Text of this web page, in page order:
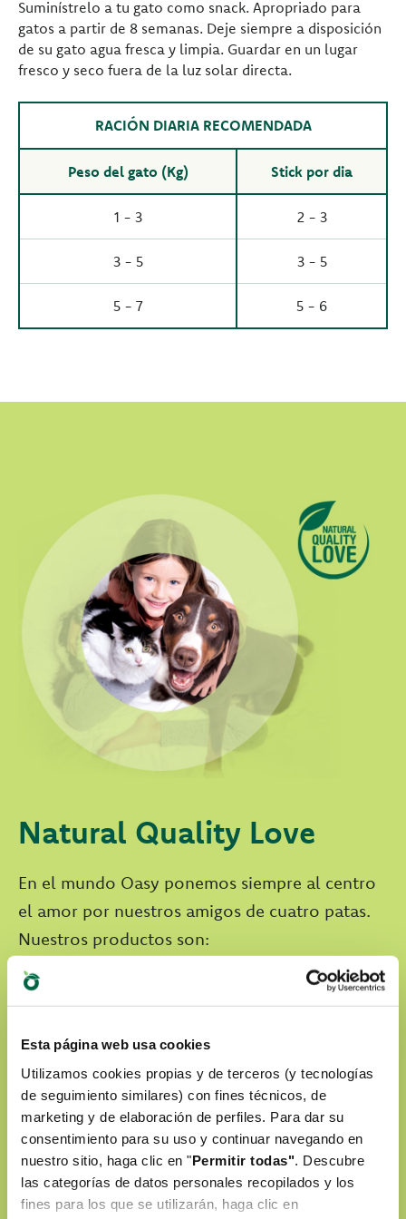
Esta página web usa cookies
Utilizamos cookies propias y de terceros (y tecnologías
de seguimiento similares) con fines técnicos, de
marketing y de elaboración de perfiles. Para dar su
consentimiento para su uso y continuar navegando en
nuestro sitio, haga clic en "Permitir todas" . Descubre
las categorías de datos personales recopilados y los
fines para los que se utilizarán, haga clic en
Suminístrelo a tu gato como snack. Apropriado para
gatos a partir de 8 semanas. Deje siempre a disposición
de su gato agua fresca y limpia. Guardar en un lugar
fresco y seco fuera de la luz solar directa.
RACIÓN DIARIA RECOMENDADA
Peso del gato (Kg) Stick por dia
1 - 3 2 - 3
3 - 5 3 - 5
5 - 7 5 - 6
Natural Quality Love
En el mundo Oasy ponemos siempre al centro
el amor por nuestros amigos de cuatro patas.
Nuestros productos son:
Preparados con ingredientes naturales
Sin OGM ni soja
Cruelty-free
DESCUBRE NUESTRO WORLD OF LOVE